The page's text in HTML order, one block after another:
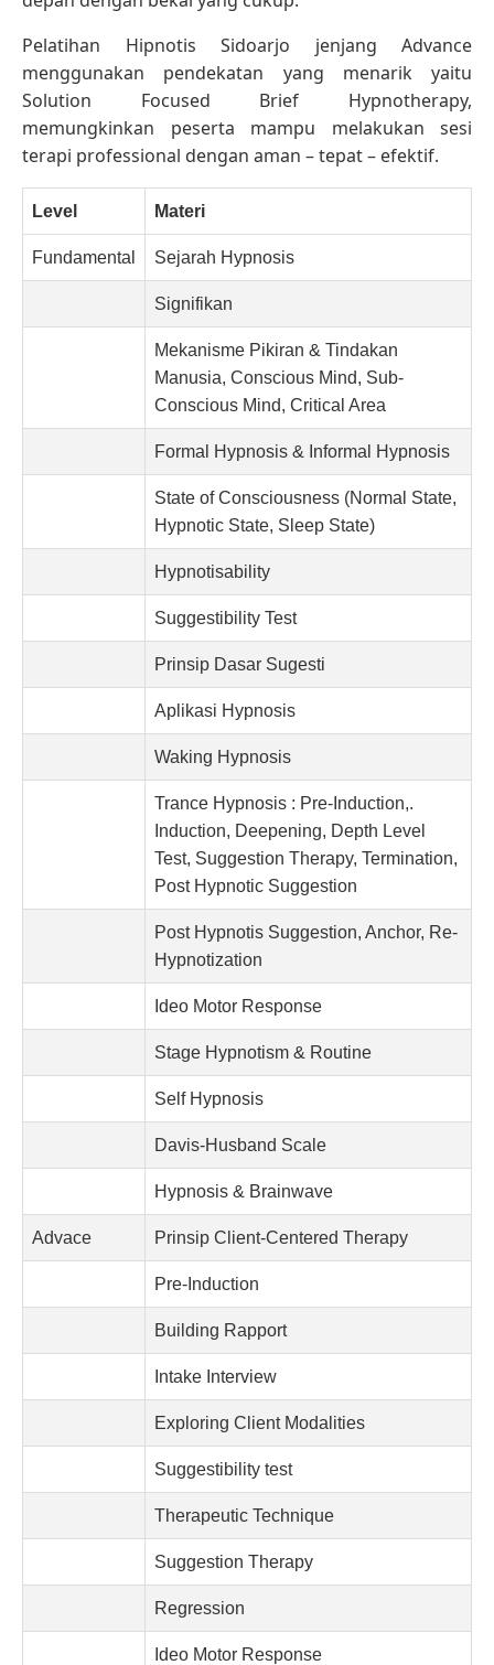
Pelatihan Hipnotis Sidoarjo jenjang Advance
menggunakan pendekatan yang menarik yaitu
Solution Focused Brief Hypnotherapy,
memungkinkan peserta mampu melakukan sesi
terapi professional dengan aman – tepat – efektif.
Level Materi
Fundamental Sejarah Hypnosis
Signifikan
Mekanisme Pikiran & Tindakan
Manusia, Conscious Mind, Sub-
Conscious Mind, Critical Area
Formal Hypnosis & Informal Hypnosis
State of Consciousness (Normal State,
Hypnotic State, Sleep State)
Hypnotisability
Suggestibility Test
Prinsip Dasar Sugesti
Aplikasi Hypnosis
Waking Hypnosis
Trance Hypnosis : Pre-Induction,.
Induction, Deepening, Depth Level
Test, Suggestion Therapy, Termination,
Post Hypnotic Suggestion
Post Hypnotis Suggestion, Anchor, Re-
Hypnotization
Ideo Motor Response
Stage Hypnotism & Routine
Self Hypnosis
Davis-Husband Scale
Hypnosis & Brainwave
Advace Prinsip Client-Centered Therapy
Pre-Induction
Building Rapport
Intake Interview
Exploring Client Modalities
Suggestibility test
Therapeutic Technique
Suggestion Therapy
Regression
Ideo Motor Response